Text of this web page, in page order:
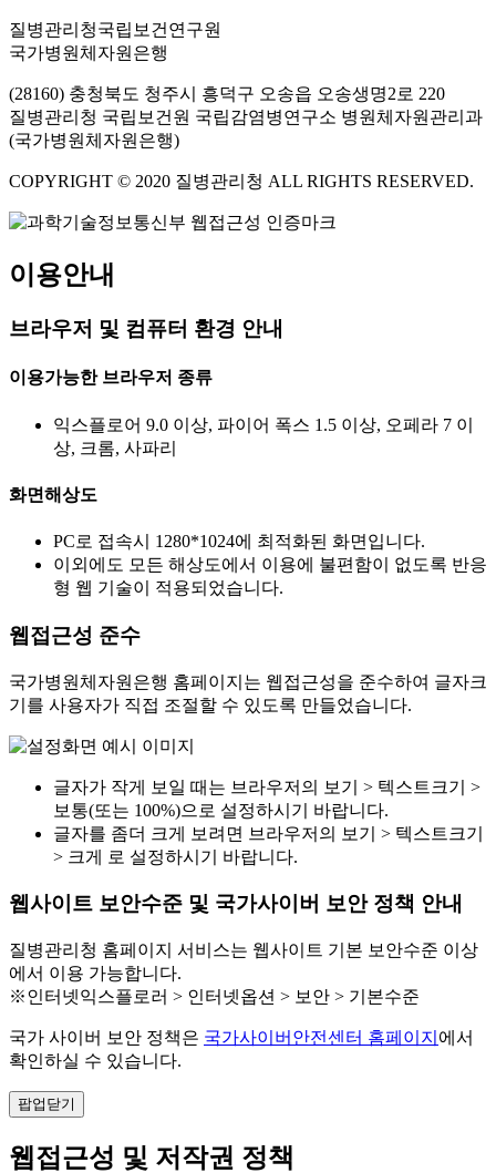
질병관리청국립보건연구원
국가병원체자원은행
(28160) 충청북도 청주시 흥덕구 오송읍 오송생명2로 220
질병관리청 국립보건원 국립감염병연구소 병원체자원관리과
(국가병원체자원은행)
COPYRIGHT © 2020 질병관리청 ALL RIGHTS RESERVED.
이용안내
브라우저 및 컴퓨터 환경 안내
이용가능한 브라우저 종류
익스플로어 9.0 이상, 파이어 폭스 1.5 이상, 오페라 7 이
상, 크롬, 사파리
화면해상도
PC로 접속시 1280*1024에 최적화된 화면입니다.
이외에도 모든 해상도에서 이용에 불편함이 없도록 반응
형 웹 기술이 적용되었습니다.
웹접근성 준수
국가병원체자원은행 홈페이지는 웹접근성을 준수하여 글자크
기를 사용자가 직접 조절할 수 있도록 만들었습니다.
글자가 작게 보일 때는 브라우저의 보기 > 텍스트크기 >
보통(또는 100%)으로 설정하시기 바랍니다.
글자를 좀더 크게 보려면 브라우저의 보기 > 텍스트크기
> 크게 로 설정하시기 바랍니다.
웹사이트 보안수준 및 국가사이버 보안 정책 안내
질병관리청 홈페이지 서비스는 웹사이트 기본 보안수준 이상
에서 이용 가능합니다.
※인터넷익스플로러 > 인터넷옵션 > 보안 > 기본수준
국가 사이버 보안 정책은 국가사이버안전센터 홈페이지 에서
확인하실 수 있습니다.
팝업닫기
웹접근성 및 저작권 정책